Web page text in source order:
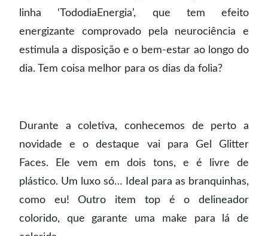
linha ‘TododiaEnergia’, que tem efeito
energizante comprovado pela neurociência e
estimula a disposição e o bem-estar ao longo do
dia. Tem coisa melhor para os dias da folia?
Durante a coletiva, conhecemos de perto a
novidade e o destaque vai para Gel Glitter
Faces. Ele vem em dois tons, e é livre de
plástico. Um luxo só… Ideal para as branquinhas,
como eu! Outro item top é o delineador
colorido, que garante uma make para lá de